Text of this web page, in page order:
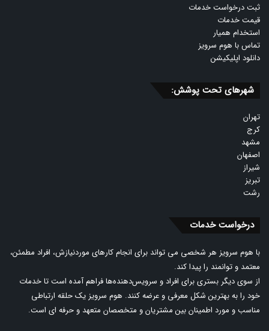
ثبت درخواست خدمات
قیمت خدمات
استخدام همیار
تماس با هوم سرویز
دانلود اپلیکیشن
شهرهای تحت پوشش:
تهران
کرج
مشهد
اصفهان
شیراز
تبریز
رشت
درخواست خدمات
با هوم سرویز هر شخصی می تواند برای انجام کارهای موردنیازش، افراد مطمئن،
معتمد و توانمند را پیدا کند.
از سوی دیگر بستری برای افراد و سرویس‌دهنده‌ها فراهم آمده است تا خدمات
خود را به بهترین شکل معرفی و عرضه کنند. هوم سرویز یک حلقه ارتباطی
مناسب و مورد اطمینان بین مشتریان و متخصصان متعهد و حرفه ای است.